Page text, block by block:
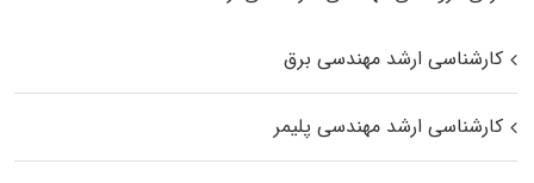
کارشناسی ارشد مهندسی برق
کارشناسی ارشد مهندسی پلیمر